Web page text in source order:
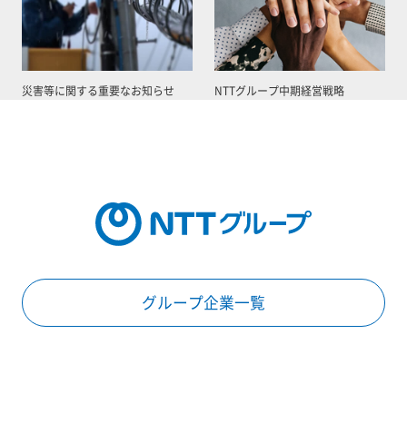
災害等に関する重要なお知らせ NTTグループ中期経営戦略
グループ企業一覧